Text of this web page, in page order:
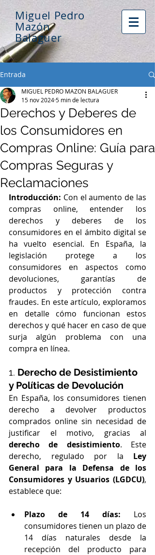
Miguel Pedro
Mazón
Balaguer
Entrada
Derechos y Deberes de
los Consumidores en
Compras Online: Guía para
Compras Seguras y
Reclamaciones
MIGUEL PEDRO MAZON BALAGUER
15 nov 20245 min de lectura
Introducción: Con el aumento de las
compras online, entender los
derechos y deberes de los
consumidores en el ámbito digital se
ha vuelto esencial. En España, la
legislación protege a los
consumidores en aspectos como
devoluciones, garantías de
productos y protección contra
fraudes. En este artículo, exploramos
en detalle cómo funcionan estos
derechos y qué hacer en caso de que
surja algún problema con una
compra en línea.
1. Derecho de Desistimiento
y Políticas de Devolución
En España, los consumidores tienen
derecho a devolver productos
comprados online sin necesidad de
derecho de desistimiento. Este
derecho, regulado por la Ley
General para la Defensa de los
Consumidores y Usuarios (LGDCU),
establece que:
Plazo de 14 días: Los
consumidores tienen un plazo de
14 días naturales desde la
recepción del producto para